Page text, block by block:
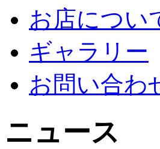
お店につい
ギャラリー
お問い合わ
ニュース